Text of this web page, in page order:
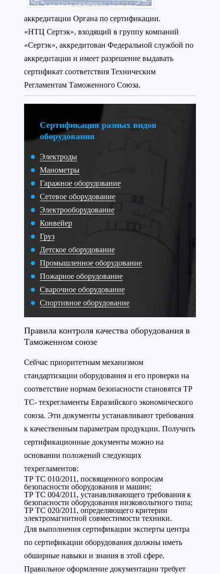
аккредитации Органа по сертификации.
«НТЦ Сертэк», входящий в группу компаний
«Сертэк», аккредитован Федеральной службой по
аккредитации и имеет разрешение выдавать
сертификат соответствия Техническим
Регламентам Таможенного Союза.
Сертификация разных видов
оборудования
Электроды
Манометры
Гаражное оборудование
Сетевое оборудование
Электрооборудование
Конвейер
Груз
Детское оборудование
Промышленное оборудование
Пожарное оборудование
Сварочное оборудование
Спортивное оборудование
Правила контроля качества оборудования в
Таможенном союзе
Сейчас приоритетным механизмом
стандартизации оборудования и его проверки на
соответствие нормам безопасности становятся ТР
ТС- техрегламенты Евразийского экономического
союза. Эти документы устанавливают требования
к качественным параметрам продукции. Получить
сертификационные документы можно на
основании положений следующих
техрегламентов:
ТР ТС 010/2011, посвященного вопросам
безопасности оборудования и машин;
ТР ТС 004/2011, устанавливающего требования к
безопасности оборудования низковольтного типа;
ТР ТС 020/2011, определяющего критерии
электромагнитной совместимости техники.
Для выполнения сертификации эксперты центра
по сертификации оборудования должны иметь
обширные навыки и знания в этой сфере.
Правильное оформление документации требует